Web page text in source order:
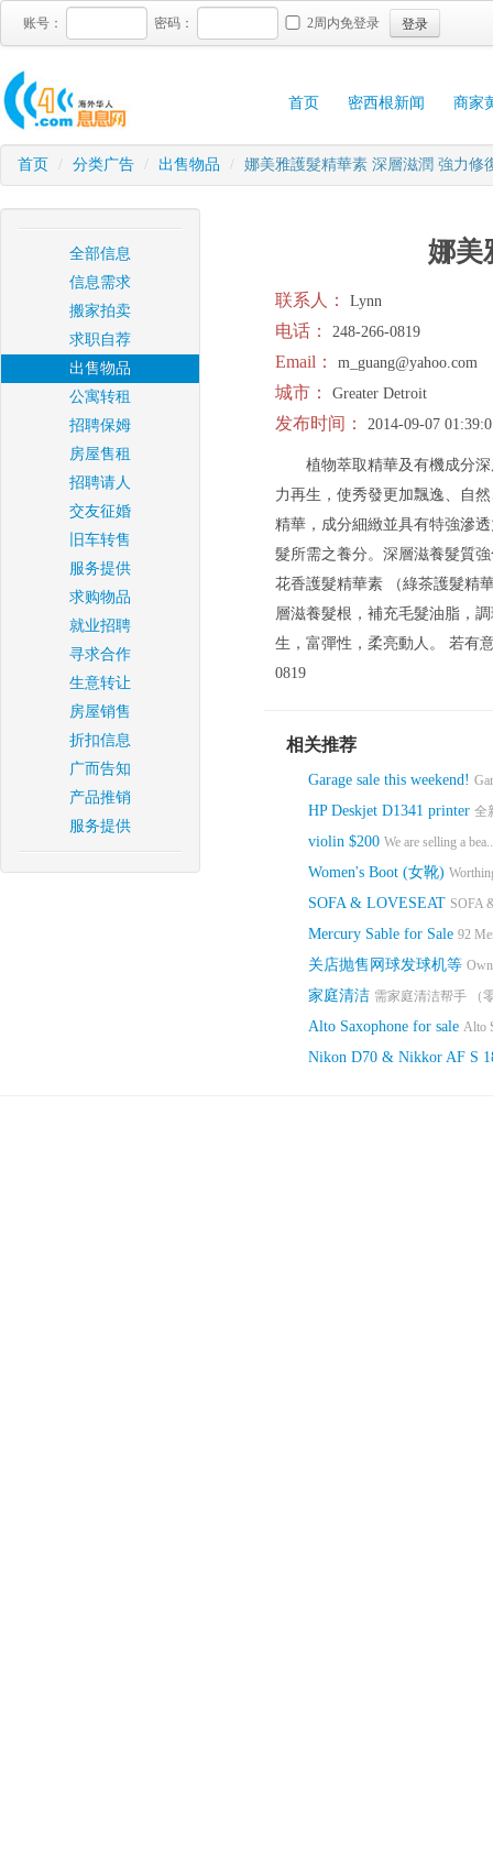
账号： 密码： 2周内免登录 登录
首页 密西根新闻 商家
首页 / 分类广告 / 出售物品 / 娜美雅護髮精華素 深層滋潤 強力修
全部信息
信息需求
搬家拍卖
求职自荐
出售物品
公寓转租
招聘保姆
房屋售租
招聘请人
交友征婚
旧车转售
服务提供
求购物品
就业招聘
寻求合作
生意转让
房屋销售
折扣信息
广而告知
产品推销
服务提供
娜美
联系人： Lynn
电话： 248-266-0819
Email： m_guang@yahoo.com
城市： Greater Detroit
发布时间： 2014-09-07
植物萃取精華及有機成分
力再生，使秀發更加飄逸、自
精華，成分細緻並具有特強滲
髮所需之養分。深層滋養髮質
花香護髮精華素 （綠茶護髮精
層滋養髮根，補充毛髮油脂，
生，富彈性，柔亮動人。 若有
0819
相关推荐
Garage sale this weekend!
HP Deskjet D1341 printer 全
violin $200 We are selling a bea..
Women's Boot (女靴)
SOFA & LOVESEAT SOFA
Mercury Sable for Sale 92
关店抛售网球发球机等
家庭清洁 需家庭清洁帮手 （
Alto Saxophone for sale Alto
Nikon D70 & Nikkor AF S